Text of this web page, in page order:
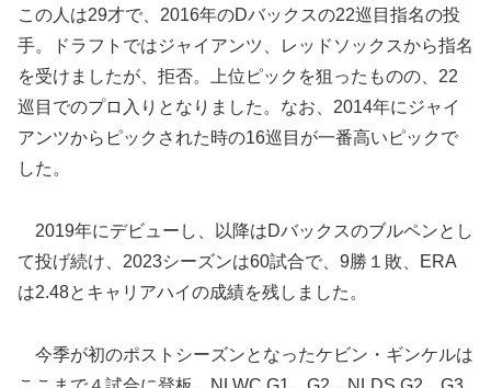
この人は29才で、2016年のDバックスの22巡目指名の投
手。ドラフトではジャイアンツ、レッドソックスから指名
を受けましたが、拒否。上位ピックを狙ったものの、22
巡目でのプロ入りとなりました。なお、2014年にジャイ
アンツからピックされた時の16巡目が一番高いピックで
した。
2019年にデビューし、以降はDバックスのブルペンとし
て投げ続け、2023シーズンは60試合で、9勝１敗、ERA
は2.48とキャリアハイの成績を残しました。
今季が初のポストシーズンとなったケビン・ギンケルは